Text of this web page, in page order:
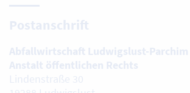
Postanschrift
Abfallwirtschaft Ludwigslust-Parchim
Anstalt öffentlichen Rechts
Lindenstraße 30